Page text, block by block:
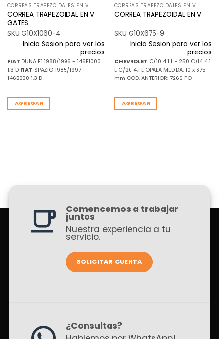
CORREAS TRAPEZOIDALES EN V
CORREA TRAPEZOIDAL EN V
GATES
SKU G10X1060-4
Inicia Sesion para ver los
precios
FIAT DUNA F1 1988/1996 - 146B1000
1.3 D FIAT SPAZIO 1985/1997 -
146B000 1.3 D
AGREGAR
CORREAS TRAPEZOIDALES EN V
CORREA TRAPEZOIDAL EN V
SKU G10X675-9
Inicia Sesion para ver los
precios
CHEVROLET C/10 4.1 L - 250 C/14 4.1
L C/20 4.1 L OPALA MEDIDA: 10 x 675
mm COD. ANTERIOR: 7266 PO
AGREGAR
Comencemos a trabajar
juntos
Nuestra experiencia a tu
servicio.
SOLICITAR CUENTA
¿Consultas?